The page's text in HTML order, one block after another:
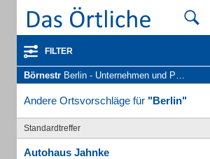
FILTER
Börnestr Berlin - Unternehmen und Personen
Andere Ortsvorschläge für "Berlin"
Standardtreffer
Autohaus Jahnke